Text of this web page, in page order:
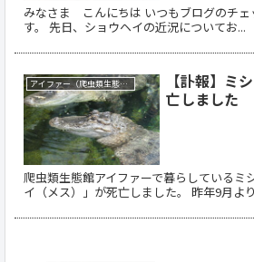
みなさま こんにちは いつもブログのチェ
す。 先日、ショウヘイの近況についてお...
アイファー（爬虫類生態館）
【訃報】ミ
亡しました
爬虫類生態館アイファーで暮らしているミ
イ（メス）」が死亡しました。 昨年9月よ